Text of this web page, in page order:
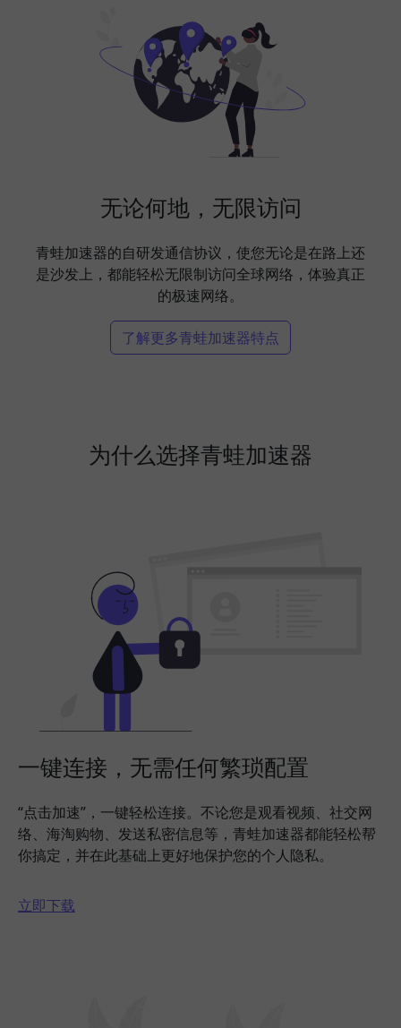
无论何地，无限访问
青蛙加速器的自研发通信协议，使您无论是在路上还
是沙发上，都能轻松无限制访问全球网络，体验真正
的极速网络。
了解更多青蛙加速器特点
为什么选择青蛙加速器
一键连接，无需任何繁琐配置
“点击加速”，一键轻松连接。不论您是观看视频、社交网
络、海淘购物、发送私密信息等，青蛙加速器都能轻松帮
你搞定，并在此基础上更好地保护您的个人隐私。
立即下载